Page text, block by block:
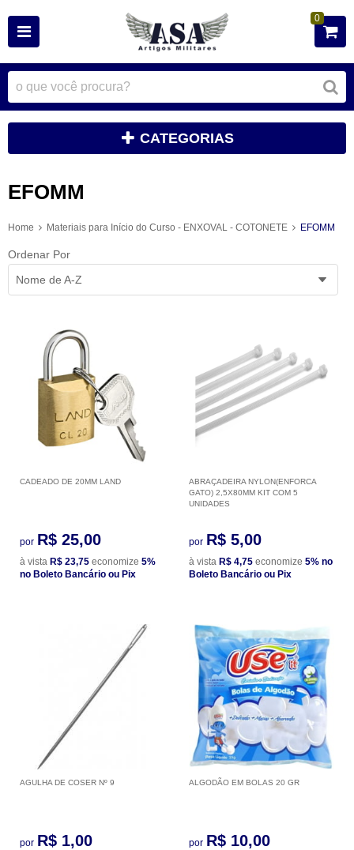
0
CATEGORIAS
EFOMM
Home Materiais para Início do Curso - ENXOVAL - COTONETE EFOMM
Ordenar Por
Nome de A-Z
CADEADO DE 20MM LAND
por R$ 25,00
à vista R$ 23,75 economize 5%
no Boleto Bancário ou Pix
ABRAÇADEIRA NYLON(ENFORCA
GATO) 2,5X80MM KIT COM 5
UNIDADES
por R$ 5,00
à vista R$ 4,75 economize 5% no
Boleto Bancário ou Pix
AGULHA DE COSER Nº 9
por R$ 1,00
ALGODÃO EM BOLAS 20 GR
por R$ 10,00